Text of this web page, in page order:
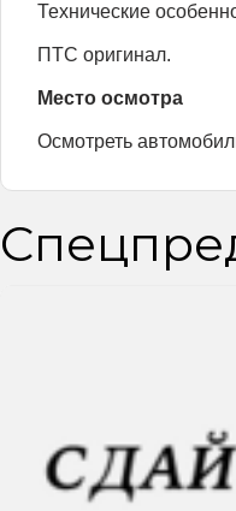
Технические
ПТС оригинал.
Место осмотра
Осмотреть